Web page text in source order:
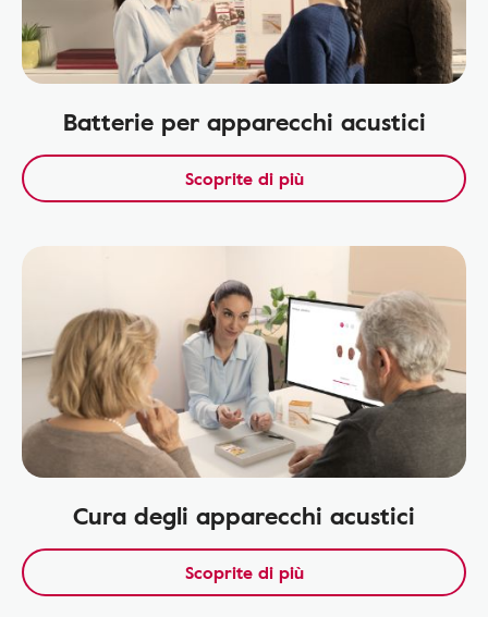
Batterie per apparecchi acustici
Scoprite di più
Cura degli apparecchi acustici
Scoprite di più